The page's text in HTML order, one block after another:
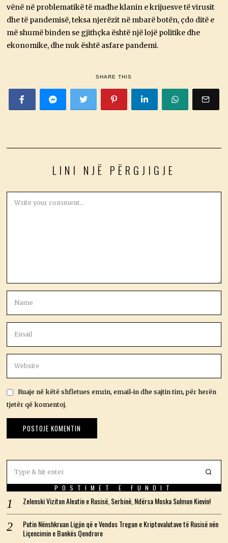
vënë në problematikë të madhe klanin e krijuesve të virusit
dhe të pandemisë, teksa njerëzit në mbarë botën, çdo ditë e
më shumë binden se gjithçka është një lojë politike dhe
ekonomike, dhe nuk është asfare pandemi.
SHARE THIS
LINI NJË PËRGJIGJE
Ruaje në këtë shfletues emrin, email-in dhe sajtin tim, për herën
tjetër që komentoj.
POSTIMET E FUNDIT
Zelenski Viziton Aleatin e Rusisë, Serbinë, Ndërsa Moska Sulmon Kievin!
Putin Nënshkruan Ligjin që e Vendos Tregun e Kriptovalutave të Rusisë nën
Liçencimin e Bankës Qendrore